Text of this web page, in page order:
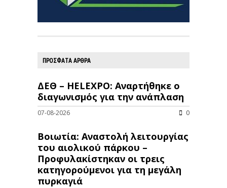
ΠΡΟΣΦΑΤΑ ΑΡΘΡΑ
ΔΕΘ – HELEXPO: Αναρτήθηκε ο
διαγωνισμός για την ανάπλαση
07-08-2026 0
Βοιωτία: Αναστολή λειτουργίας
του αιολικού πάρκου –
Προφυλακίστηκαν οι τρεις
κατηγορούμενοι για τη μεγάλη
πυρκαγιά